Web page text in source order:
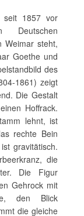
seit 1857 vor
Deutschen
Weimar steht,
Goethe und
des
1861) zeigt
Die Gestalt
Hoffrack.
lehnt, ist
rechte Bein
gravitätisch.
die
Die Figur
Gehrock mit
den Blick
die gleiche